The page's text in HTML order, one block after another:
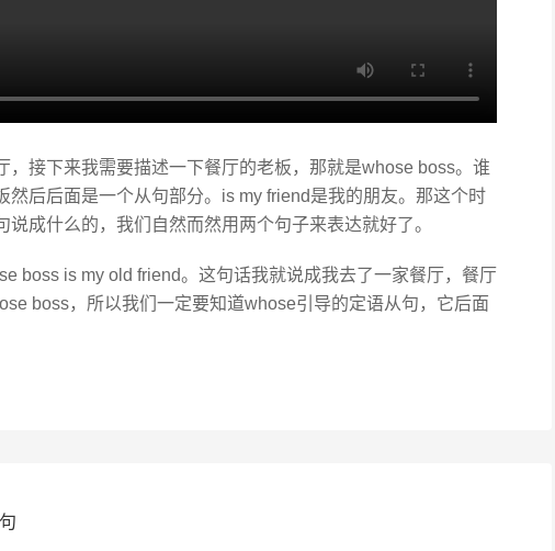
，接下来我需要描述一下餐厅的老板，那就是whose boss。谁
然后后面是一个从句部分。is my friend是我的朋友。那这个时
成什么的，我们自然而然用两个句子来表达就好了。
boss is my old friend。这句话我就说成我去了一家餐厅，餐厅
boss，所以我们一定要知道whose引导的定语从句，它后面